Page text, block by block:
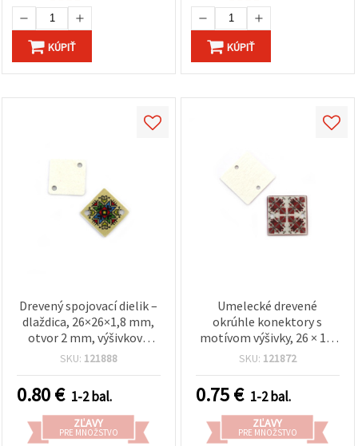
KÚPIŤ KÚPIŤ
Drevený spojovací dielik –
dlaždica, 26×26×1,8 mm,
otvor 2 mm, výšivková
potlač, 10 ks
SKU: 121888
0.80€ 1-2 bal.
ZĽAVY
PRE MNOŽSTVO
Umelecké drevené
okrúhle konektory s
motívom výšivky, 26 × 1,8
mm, otvor 2 mm –
kusov na šperky a
kreatívne DIY projekty
SKU: 121872
0.75€ 1-2 bal.
ZĽAVY
PRE MNOŽSTVO